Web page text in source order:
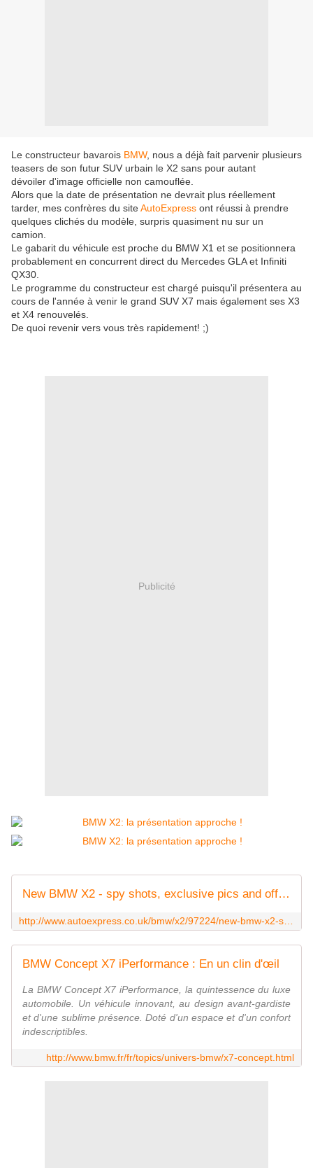
Le constructeur bavarois BMW, nous a déjà fait parvenir plusieurs
teasers de son futur SUV urbain le X2 sans pour autant
dévoiler d'image officielle non camouflée.
Alors que la date de présentation ne devrait plus réellement
tarder, mes confrères du siteAutoExpress ont réussi à prendre
quelques clichés du modèle, surpris quasiment nu sur un
camion.
Le gabarit du véhicule est proche du BMW X1 et se positionnera
probablement en concurrent direct du Mercedes GLA et Infiniti
QX30.
Le programme du constructeur est chargé puisqu'il présentera au
cours de l'année à venir le grand SUV X7 mais également ses X3
et X4 renouvelés.
De quoi revenir vers vous très rapidement! ;)
Publicité
New BMW X2 - spy shots, exclusive pics and official images
BMW Concept X7 iPerformance : En un clin d'œil
La BMW Concept X7 iPerformance, la quintessence du luxe
automobile. Un véhicule innovant, au design avant-gardiste
et d'une sublime présence. Doté d'un espace et d'un confort
indescriptibles.
http://www.bmw.fr/fr/topics/univers-bmw/x7-concept.html